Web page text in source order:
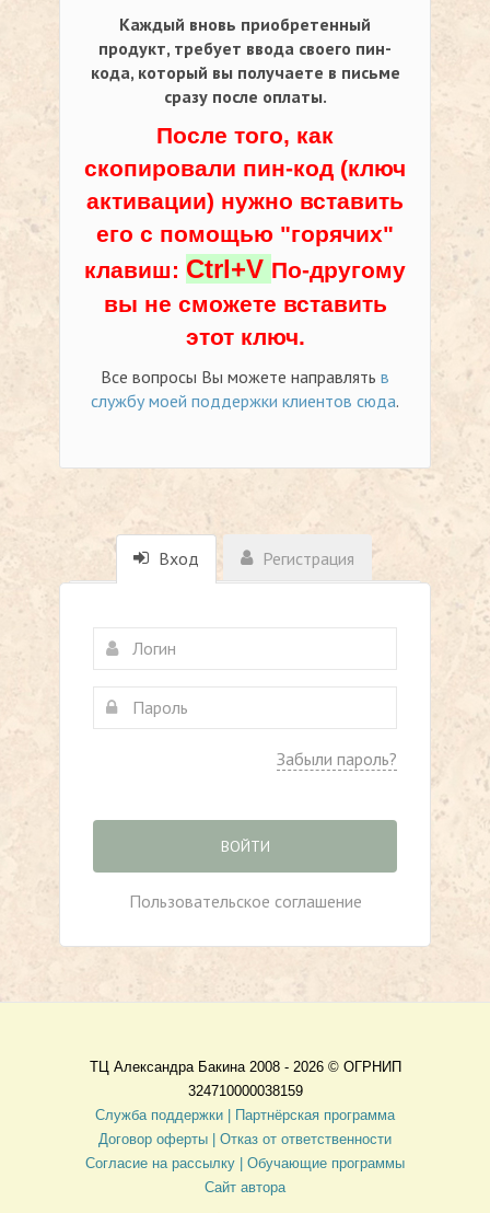
Каждый вновь приобретенный
продукт, требует ввода своего пин-
кода, который вы получаете в письме
сразу после оплаты.
После того, как
скопировали пин-код (ключ
активации) нужно вставить
его с помощью "горячих"
клавиш: Ctrl+V По-другому
вы не сможете вставить
этот ключ.
Все вопросы Вы можете направлять в
службу моей поддержки клиентов сюда.
Вход Регистрация
Забыли пароль?
ВОЙТИ
Пользовательское соглашение
ТЦ Александра Бакина 2008 - 2026 © ОГРНИП
324710000038159
Служба поддержки |
Партнёрская программа
Договор оферты
| Отказ от ответственности
Согласие на рассылку | Обучающие программы
Сайт автора